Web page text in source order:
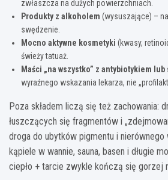
zwłaszcza na dużych powierzchniach.
Produkty z alkoholem (wysuszające) –
swędzenie.
Mocno aktywne kosmetyki (kwasy,
świeży tatuaż.
Maści „na wszystko” z antybiotykiem
wyraźnego wskazania lekarza, nie
Poza składem liczą się też zachowania:
łuszczących się fragmentów i
droga do ubytków pigmentu i nierównego
kąpiele w wannie, sauna, basen i długie
ciepło + tarcie zwykle kończą się gorzej